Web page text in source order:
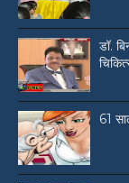
डॉ.
61